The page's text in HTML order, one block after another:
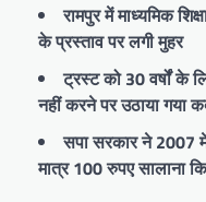
रामपुर में माध्यमिक
के प्रस्ताव पर लगी मुहर
ट्रस्ट को 30 वर्षों के
नहीं करने पर उठाया गया
सपा सरकार ने 2007
मात्र 100 रुपए सालाना